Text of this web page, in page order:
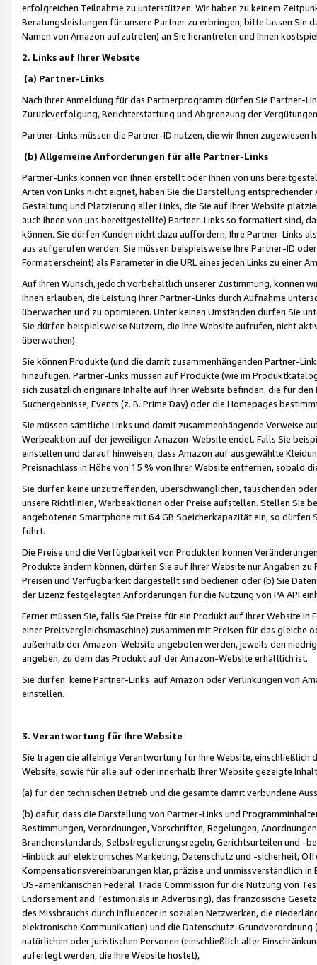
erfolgreichen Teilnahme zu unterstützen. Wir haben zu keinem
Beratungsleistungen für unsere Partner zu erbringen; bitte lassen Sie
Namen von Amazon aufzutreten) an Sie herantreten und Ihnen
2. Links auf Ihrer Website
(a) Partner-Links
Nach Ihrer Anmeldung für das Partnerprogramm dürfen Sie Partner-
Zurückverfolgung, Berichterstattung und Abgrenzung der
Partner-Links müssen die Partner-ID nutzen, die wir Ihnen zugewiesen
(b) Allgemeine Anforderungen für alle Partner-Links
Partner-Links können von Ihnen erstellt oder Ihnen von uns
Arten von Links nicht eignet, haben Sie die Darstellung
Gestaltung und Platzierung aller Links, die Sie auf Ihrer Website
auch Ihnen von uns bereitgestellte) Partner-Links so formatiert sind,
können. Sie dürfen Kunden nicht dazu auffordern, Ihre Partner-Links
aus aufgerufen werden. Sie müssen beispielsweise Ihre Partner-ID
Format erscheint) als Parameter in die URL eines jeden Links zu einer
Auf Ihren Wunsch, jedoch vorbehaltlich unserer Zustimmung, können
Ihnen erlauben, die Leistung Ihrer Partner-Links durch Aufnahme
überwachen und zu optimieren. Unter keinen Umständen dürfen Sie
Sie dürfen beispielsweise Nutzern, die Ihre Website aufrufen, nicht
überwachen).
Sie können Produkte (und die damit zusammenhängenden Partner-
hinzufügen. Partner-Links müssen auf Produkte (wie im
sich zusätzlich originäre Inhalte auf Ihrer Website befinden, die für
Suchergebnisse, Events (z. B. Prime Day) oder die Homepages
Sie müssen sämtliche Links und damit zusammenhängende
Werbeaktion auf der jeweiligen Amazon-Website endet. Falls Sie
einstellen und darauf hinweisen, dass Amazon auf ausgewählte
Preisnachlass in Höhe von 15 % von Ihrer Website entfernen, sobald
Sie dürfen keine unzutreffenden, überschwänglichen, täuschenden
unsere Richtlinien, Werbeaktionen oder Preise aufstellen. Stellen Sie
angebotenen Smartphone mit 64 GB Speicherkapazität ein, so dürfen
führt.
Die Preise und die Verfügbarkeit von Produkten können
Produkte ändern können, dürfen Sie auf Ihrer Website nur Angaben
Preisen und Verfügbarkeit dargestellt sind bedienen oder (b) Sie
der Lizenz festgelegten Anforderungen für die Nutzung von PA API
Ferner müssen Sie, falls Sie Preise für ein Produkt auf Ihrer Website
einer Preisvergleichsmaschine) zusammen mit Preisen für das
außerhalb der Amazon-Website angeboten werden, jeweils den
angeben, zu dem das Produkt auf der Amazon-Website erhältlich ist.
Sie dürfen keine Partner-Links auf Amazon oder Verlinkungen von
einstellen.
3. Verantwortung für Ihre Website
Sie tragen die alleinige Verantwortung für Ihre Website,
Website, sowie für alle auf oder innerhalb Ihrer Website gezeigte
(a) für den technischen Betrieb und die gesamte damit verbundene
(b) dafür, dass die Darstellung von Partner-Links und
Bestimmungen, Verordnungen, Vorschriften, Regelungen,
Branchenstandards, Selbstregulierungsregeln, Gerichtsurteilen und -
Hinblick auf elektronisches Marketing, Datenschutz und -sicherheit,
Kompensationsvereinbarungen klar, präzise und unmissverständlich
US-amerikanischen Federal Trade Commission für die Nutzung von
Endorsement and Testimonials in Advertising), das französische
des Missbrauchs durch Influencer in sozialen Netzwerken, die
elektronische Kommunikation) und die Datenschutz-
natürlichen oder juristischen Personen (einschließlich aller
auferlegt werden, die Ihre Website hostet),